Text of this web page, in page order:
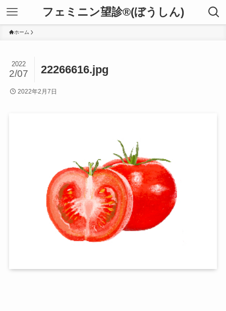
フェミニン望診®(ぼうしん)
ホーム
22266616.jpg
2022
2/07
2022年2月7日